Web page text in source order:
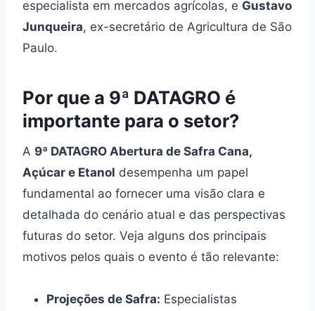
especialista em mercados agrícolas, e Gustavo
Junqueira, ex-secretário de Agricultura de São
Paulo.
Por que a 9ª DATAGRO é
importante para o setor?
A 9ª DATAGRO Abertura de Safra Cana,
Açúcar e Etanol desempenha um papel
fundamental ao fornecer uma visão clara e
detalhada do cenário atual e das perspectivas
futuras do setor. Veja alguns dos principais
motivos pelos quais o evento é tão relevante:
Projeções de Safra: Especialistas